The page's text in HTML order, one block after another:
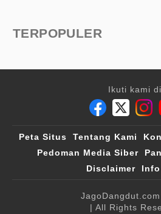
TERPOPULER
Ikuti kami
Peta Situs Tentang Kami
Pedoman Media Siber
Disclaimer
JagoDangdut.com
| All Rights